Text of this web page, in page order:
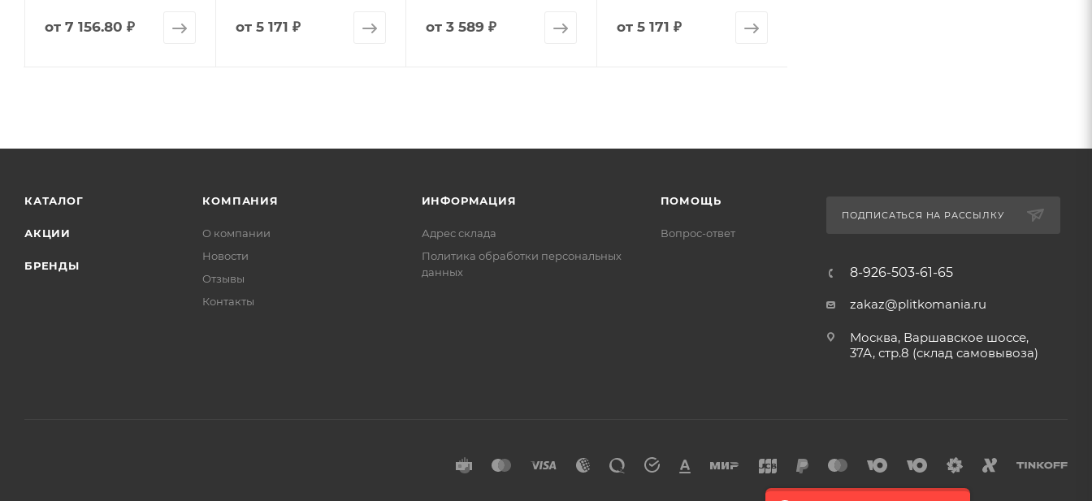
от 7 156.80 ₽ от 5 171 ₽ от3 589 ₽ от 5 171 ₽
КАТАЛОГ
АКЦИИ
БРЕНДЫ
КОМПАНИЯ
О компании
Новости
Отзывы
Контакты
ИНФОРМАЦИЯ
Адрес склада
Политика обработки персональных
данных
ПОМОЩЬ
Вопрос-ответ
ПОДПИСАТЬСЯ НА РАССЫЛКУ
8-926-503-61-65
zakaz@plitkomania.ru
Москва, Варшавское шоссе,
37А, стр.8 (склад самовывоза)